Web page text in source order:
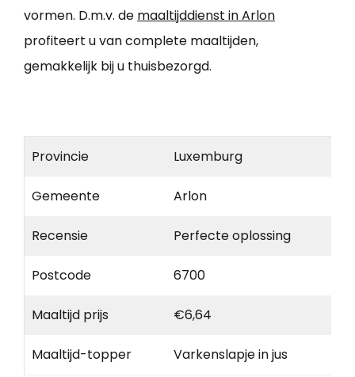
vormen. D.m.v. de maaltijddienst in Arlon
profiteert u van complete maaltijden,
gemakkelijk bij u thuisbezorgd.
Provincie Luxemburg
Gemeente Arlon
Recensie Perfecte oplossing
Postcode 6700
Maaltijd prijs €6,64
Maaltijd-topper Varkenslapje in jus